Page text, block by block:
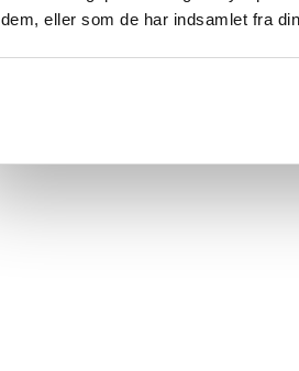
dem, eller som de har indsamlet fra
Sidst besøgt